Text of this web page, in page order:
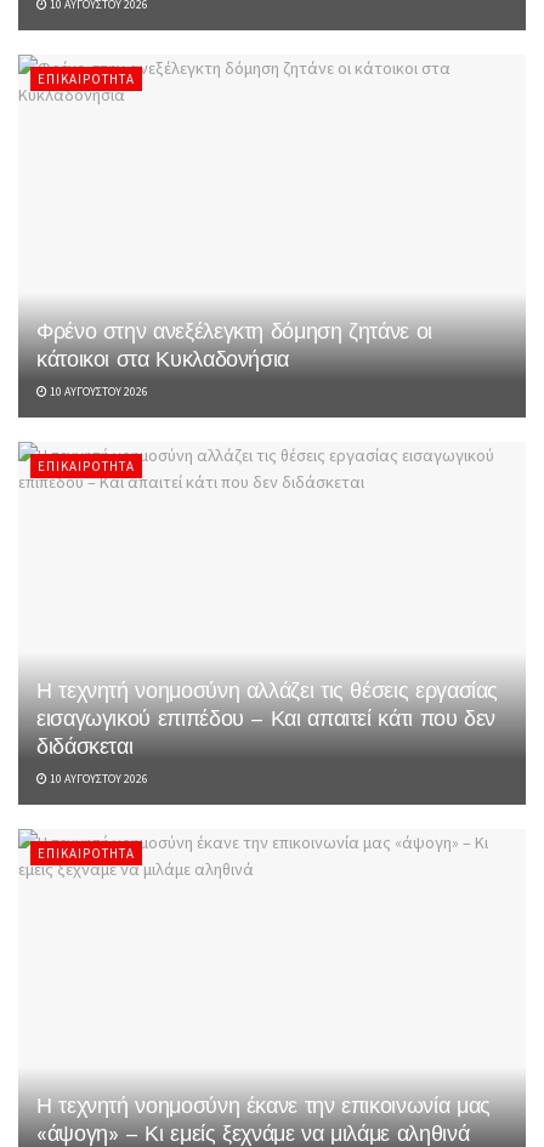
10 ΑΥΓΟΎΣΤΟΥ 2026
ΕΠΙΚΑΙΡΌΤΗΤΑ
Φρένο στην ανεξέλεγκτη δόμηση ζητάνε οι
κάτοικοι στα Κυκλαδονήσια
10 ΑΥΓΟΎΣΤΟΥ 2026
ΕΠΙΚΑΙΡΌΤΗΤΑ
Η τεχνητή νοημοσύνη αλλάζει τις θέσεις εργασίας
εισαγωγικού επιπέδου – Και απαιτεί κάτι που δεν
διδάσκεται
10 ΑΥΓΟΎΣΤΟΥ 2026
ΕΠΙΚΑΙΡΌΤΗΤΑ
Η τεχνητή νοημοσύνη έκανε την επικοινωνία μας
«άψογη» – Κι εμείς ξεχνάμε να μιλάμε αληθινά